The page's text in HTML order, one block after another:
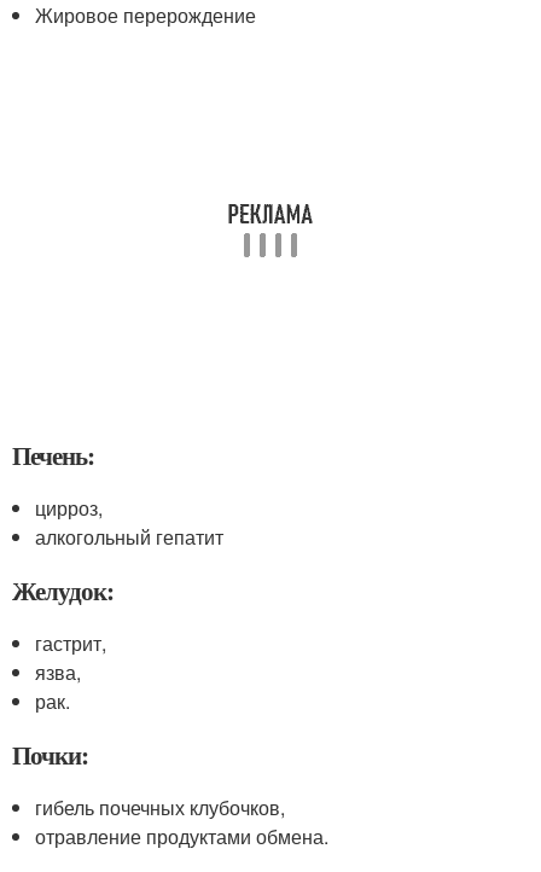
Жировое перерождение
Печень:
цирроз,
алкогольный гепатит
Желудок:
гастрит,
язва,
рак.
Почки:
гибель почечных клубочков,
отравление продуктами обмена.